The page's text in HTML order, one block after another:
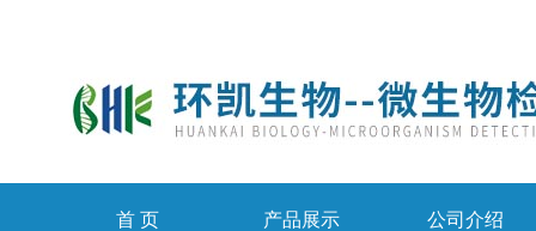
首 页 产品展示 公司介绍